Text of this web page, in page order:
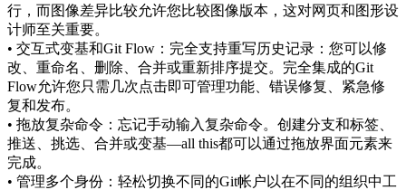
行，而图像差异比较允许您比较图像版本，这对网页和图形设
计师至关重要。
• 交互式变基和Git Flow：完全支持重写历史记录：您可以修
改、重命名、删除、合并或重新排序提交。完全集成的Git
Flow允许您只需几次点击即可管理功能、错误修复、紧急修
复和发布。
• 拖放复杂命令：忘记手动输入复杂命令。创建分支和标签、
推送、挑选、合并或变基—all this都可以通过拖放界面元素来
完成。
• 管理多个身份：轻松切换不同的Git帐户以在不同的组织中工